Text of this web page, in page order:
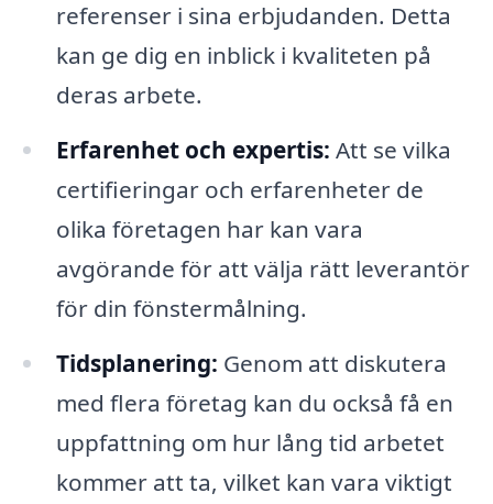
referenser i sina erbjudanden. Detta
kan ge dig en inblick i kvaliteten på
deras arbete.
Erfarenhet och expertis: Att se vilka
certifieringar och erfarenheter de
olika företagen har kan vara
avgörande för att välja rätt leverantör
för din fönstermålning.
Tidsplanering: Genom att diskutera
med flera företag kan du också få en
uppfattning om hur lång tid arbetet
kommer att ta, vilket kan vara viktigt